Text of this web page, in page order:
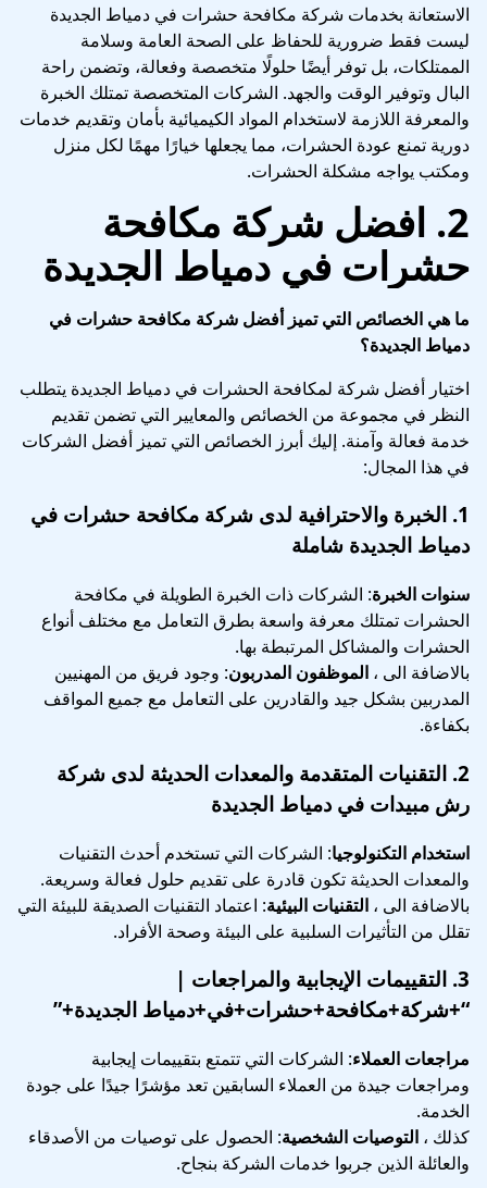
الاستعانة بخدمات شركة مكافحة حشرات في دمياط الجديدة
ليست فقط ضرورية للحفاظ على الصحة العامة وسلامة
الممتلكات، بل توفر أيضًا حلولًا متخصصة وفعالة، وتضمن راحة
البال وتوفير الوقت والجهد. الشركات المتخصصة تمتلك الخبرة
والمعرفة اللازمة لاستخدام المواد الكيميائية بأمان وتقديم خدمات
دورية تمنع عودة الحشرات، مما يجعلها خيارًا مهمًا لكل منزل
ومكتب يواجه مشكلة الحشرات.
2. افضل شركة مكافحة
حشرات في دمياط الجديدة
ما هي الخصائص التي تميز أفضل شركة مكافحة حشرات في
دمياط الجديدة؟
اختيار أفضل شركة لمكافحة الحشرات في دمياط الجديدة يتطلب
النظر في مجموعة من الخصائص والمعايير التي تضمن تقديم
خدمة فعالة وآمنة. إليك أبرز الخصائص التي تميز أفضل الشركات
في هذا المجال:
1. الخبرة والاحترافية لدى شركة مكافحة حشرات في
دمياط الجديدة شاملة
سنوات الخبرة: الشركات ذات الخبرة الطويلة في مكافحة
الحشرات تمتلك معرفة واسعة بطرق التعامل مع مختلف أنواع
الحشرات والمشاكل المرتبطة بها.
بالاضافة الى ، الموظفون المدربون: وجود فريق من المهنيين
المدربين بشكل جيد والقادرين على التعامل مع جميع المواقف
بكفاءة.
2. التقنيات المتقدمة والمعدات الحديثة لدى شركة
رش مبيدات في دمياط الجديدة
استخدام التكنولوجيا: الشركات التي تستخدم أحدث التقنيات
والمعدات الحديثة تكون قادرة على تقديم حلول فعالة وسريعة.
بالاضافة الى ، التقنيات البيئية: اعتماد التقنيات الصديقة للبيئة التي
تقلل من التأثيرات السلبية على البيئة وصحة الأفراد.
3. التقييمات الإيجابية والمراجعات |
“+شركة+مكافحة+حشرات+في+دمياط الجديدة+”
مراجعات العملاء: الشركات التي تتمتع بتقييمات إيجابية
ومراجعات جيدة من العملاء السابقين تعد مؤشرًا جيدًا على جودة
الخدمة.
كذلك ، التوصيات الشخصية: الحصول على توصيات من الأصدقاء
والعائلة الذين جربوا خدمات الشركة بنجاح.